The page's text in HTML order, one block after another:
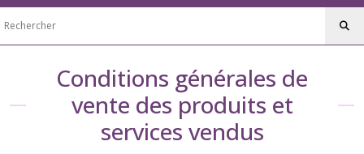
Conditions générales de
vente des produits et
services vendus